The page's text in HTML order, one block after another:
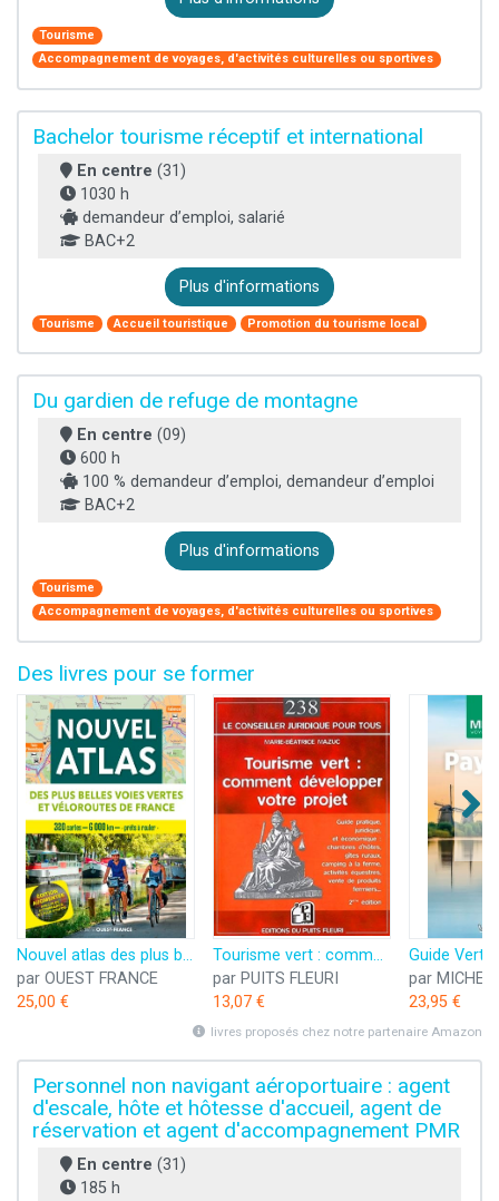
Tourisme
Accompagnement de voyages, d'activités culturelles ou sportives
Bachelor tourisme réceptif et international
En centre (31)
1030 h
demandeur d’emploi, salarié
BAC+2
Plus d'informations
Tourisme Accueil touristique Promotion du tourisme local
Du gardien de refuge de montagne
En centre (09)
600 h
100 % demandeur d’emploi, demandeur d’emploi
BAC+2
Plus d'informations
Tourisme
Accompagnement de voyages, d'activités culturelles ou sportives
Des livres pour se former
Nouvel atlas des plus belles voies vertes et véloroutes de France
par OUEST FRANCE
25,00 €
Tourisme vert : comment développer votre projet: Guide pratique juridique et économique, chambres d'hôtes, gîtes ruraux, camping à la ferme, activités équestres, vente de produits fermiers...
par PUITS FLEURI
13,07 €
Guide Vert
par
23,95 €
livres proposés chez notre partenaire Amazon
Personnel non navigant aéroportuaire : agent
d'escale, hôte et hôtesse d'accueil, agent de
réservation et agent d'accompagnement PMR
En centre (31)
185 h